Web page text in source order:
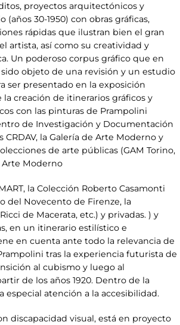
proyectos arquitectónicos y
30-1950) con obras gráficas,
rápidas que ilustran bien el gran
artista, así como su creatividad y
Un poderoso corpus gráfico que en
objeto de una revisión y un estudio
ser presentado en la exposición
creación de itinerarios gráficos y
con las pinturas de Prampolini
de Investigación y Documentación
CRDAV, la Galería de Arte Moderno y
de arte públicas (GAM Torino,
Arte Moderno
la Colección Roberto Casamonti
del Novecento de Firenze, la
de Macerata, etc.) y privadas. ) y
en un itinerario estilístico e
en cuenta ante todo la relevancia de
tras la experiencia futurista de
al cubismo y luego al
de los años 1920. Dentro de la
especial atención a la accesibilidad.
discapacidad visual, está en proyecto